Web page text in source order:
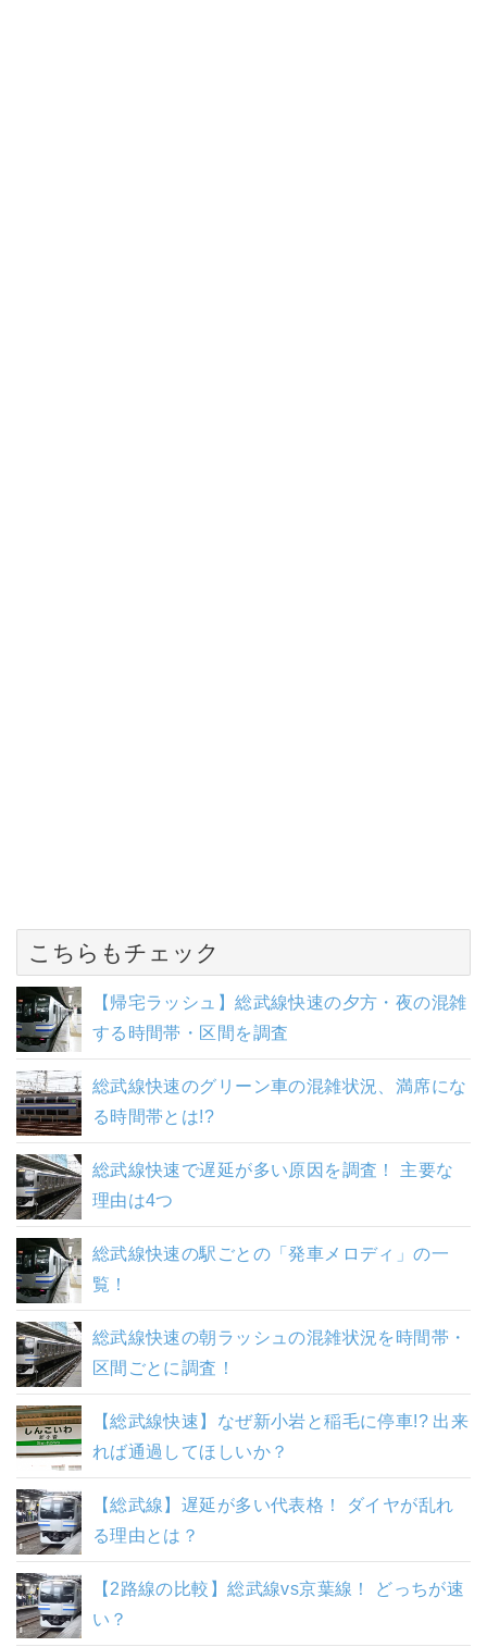
こちらもチェック
【帰宅ラッシュ】総武線快速の夕方・夜の混雑
する時間帯・区間を調査
総武線快速のグリーン車の混雑状況、満席にな
る時間帯とは!?
総武線快速で遅延が多い原因を調査！ 主要な
理由は4つ
総武線快速の駅ごとの「発車メロディ」の一
覧！
総武線快速の朝ラッシュの混雑状況を時間帯・
区間ごとに調査！
【総武線快速】なぜ新小岩と稲毛に停車!? 出来
れば通過してほしいか？
【総武線】遅延が多い代表格！ ダイヤが乱れ
る理由とは？
【2路線の比較】総武線vs京葉線！ どっちが速
い？